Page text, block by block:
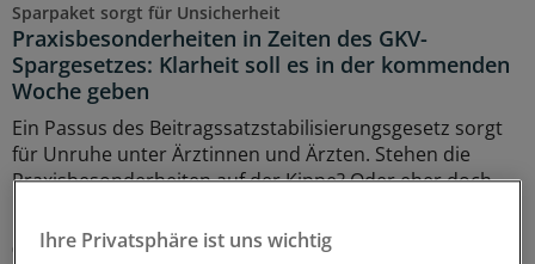
Sparpaket sorgt für Unsicherheit
Praxisbesonderheiten in Zeiten des GKV-
Spargesetzes: Klarheit soll es in der kommenden
Woche geben
Ein Passus des Beitragssatzstabilisierungsgesetz sorgt
für Unruhe unter Ärztinnen und Ärzten. Stehen die
Praxisbesonderheiten auf der Kippe? Oder eher doch
06.08.2026
Ihre Privatsphäre ist uns wichtig